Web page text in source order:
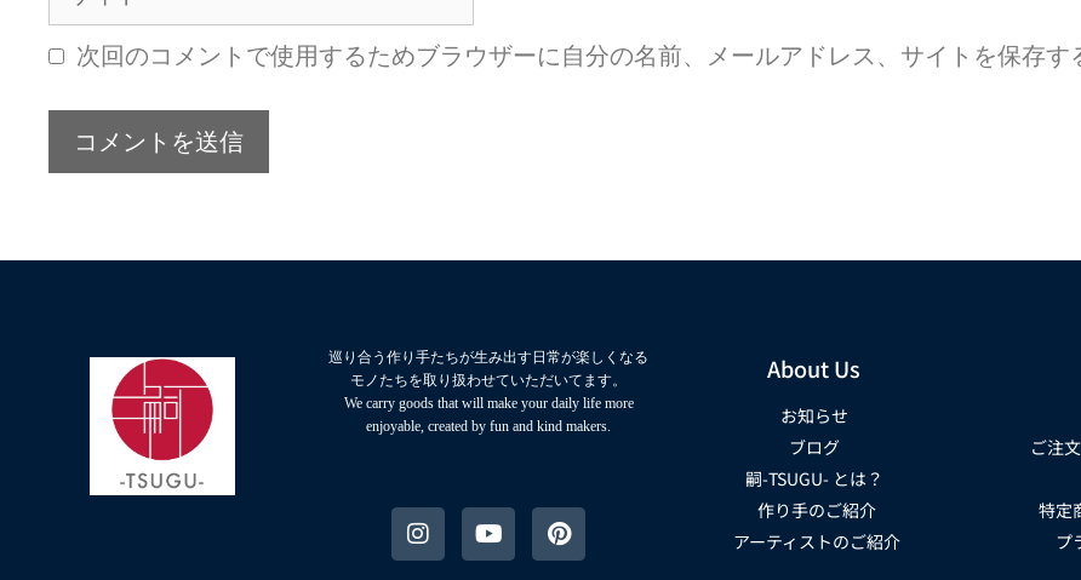
次回のコメントで使用するためブラウザーに自分の名前、メールアドレス、サイトを保存す
巡り合う作り手たちが生み出す日常が楽しくなる
モノたちを取り扱わせていただいてます。
We carry goods that will make your daily life more
enjoyable, created by fun and kind makers.
About Us
お知らせ
ブログ
嗣-TSUGU- とは？
作り手のご紹介
アーティストのご紹介
ご注
特定
プ